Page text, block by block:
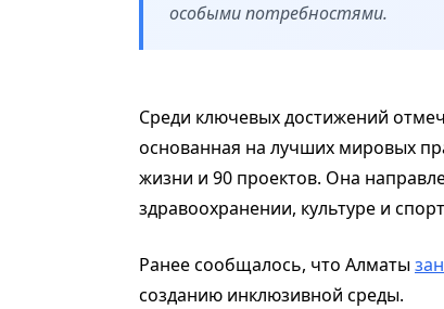
особыми потребностями.
Среди ключевых достижений
основанная на лучших мировых
жизни и 90 проектов. Она
здравоохранении, культуре и
Ранее сообщалось, что Алматы
созданию инклюзивной среды.